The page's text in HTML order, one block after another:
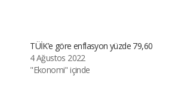
TÜİK’e göre enflasyon yüzde 79,60
4 Ağustos 2022
"Ekonomi" içinde